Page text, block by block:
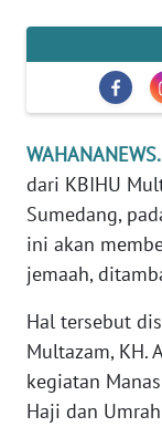
dari KBIHU
Sumedang,
ini akan
jemaah,
Hal tersebut
Multazam, KH.
kegiatan
Haji dan
REDAKSI
DISCLAIMER
Wahana
News
Regional
SUMUT
WN
JAKARTA